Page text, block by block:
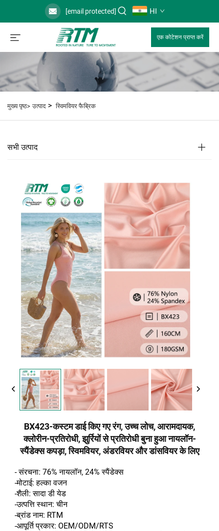
[email protected] HI
एक कोटेशन प्राप्त करें
मुख्य पृष्ठ> उत्पाद >स्विमवियर फैब्रिक
सभी उत्पाद
BX423-कस्टम डाई किए गए रंग, उच्च लोच, आरामदायक,
क्लोरीन-प्रतिरोधी, झुर्रियों से प्रतिरोधी बुना हुआ नायलॉन-
स्पैंडेक्स कपड़ा, स्विमवियर, अंडरवियर और डांसवियर के लिए
- संरचना: 76% नायलॉन, 24% स्पैंडेक्स
-मोटाई: हल्का वजन
-शैली:सादा डीयेड
-उत्पत्ति स्थान: चीन
-ब्रांड नाम: RTM
-आपूर्ति प्रकार: OEM/ODM/RTS